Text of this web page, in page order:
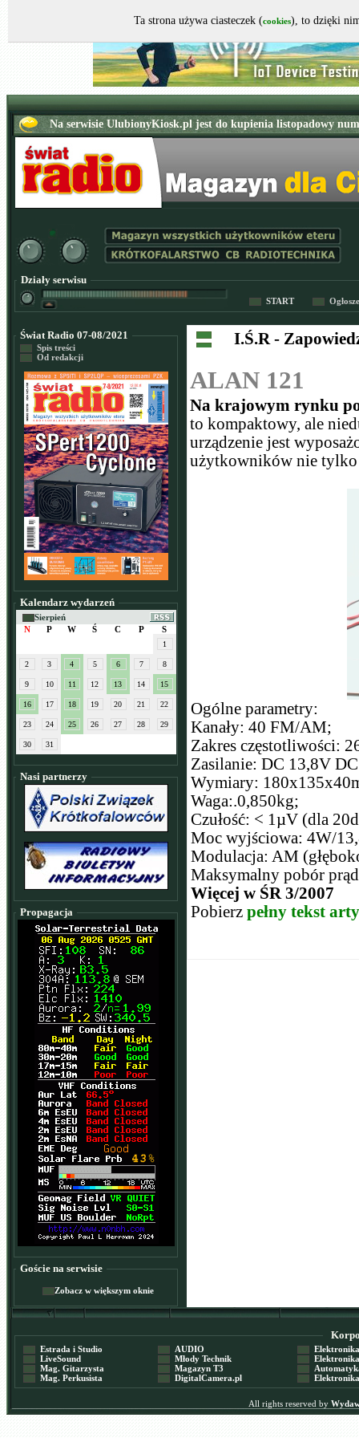
Działy serwisu
START
Świat Radio 07-08/2021
Spis treści
Od redakcji
Kalendarz wydarzeń
Sierpień
N
P W Ś C P S
1
2 3 4 5 6 7 8
9 10 11 12 13 14 15
16 17 18 19 20 21 22
23 24 25 26 27 28 29
30 31
Nasi partnerzy
Propagacja
Goście na serwisie
Zobacz w większym oknie
I.Ś.R -
ALAN 121
Na krajowym rynku
to kompaktowy, ale
urządzenie jest
użytkowników nie tylko
Ogólne parametry:
Kanały: 40 FM/AM;
Zakres częstotliwości:
Zasilanie: DC 13,8V
Wymiary:
Waga:.0,850kg;
Czułość: < 1µV (dla
Moc wyjściowa: 4W/
Modulacja: AM
Maksymalny pobór
Więcej w ŚR 3/2007
Pobierz pełny tekst
Estrada i Studio
LiveSound
Mag. Gitarzysta
Mag. Perkusista
AUDIO
Młody Technik
Magazyn T3
DigitalCamera.pl
Elektronika
Elektronika
Automatyka
Elektronika
All rights reserved by
Ta strona używa ciasteczek (cookies), to dzięki